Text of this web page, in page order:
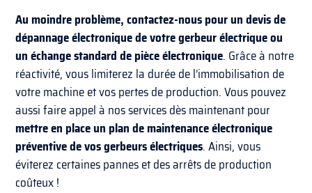
Au moindre problème, contactez-nous pour un devis de
dépannage électronique de votre gerbeur électrique ou
un échange standard de pièce électronique. Grâce à notre
réactivité, vous limiterez la durée de l’immobilisation de
votre machine et vos pertes de production. Vous pouvez
aussi faire appel à nos services dès maintenant pour
mettre en place un plan de maintenance électronique
préventive de vos gerbeurs électriques. Ainsi, vous
éviterez certaines pannes et des arrêts de production
coûteux !